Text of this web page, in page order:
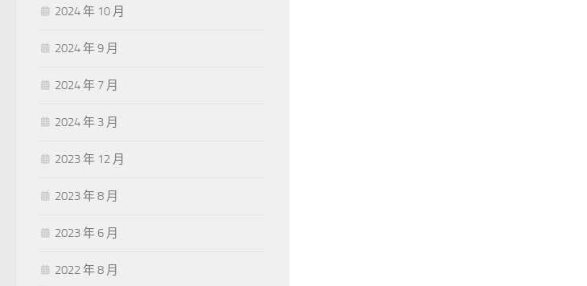
2024 年 10 月
2024 年 9 月
2024 年 7 月
2024 年 3 月
2023 年 12 月
2023 年 8 月
2023 年 6 月
2022 年 8 月